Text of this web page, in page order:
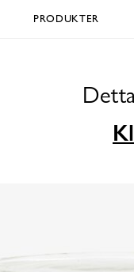
PRODUKTER